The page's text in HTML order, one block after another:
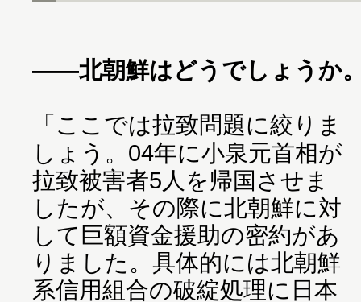
――北朝鮮はどうでしょうか
「ここでは拉致問題に絞りま
しょう。04年に小泉元首相が
拉致被害者5人を帰国させま
したが、その際に北朝鮮に対
して巨額資金援助の密約があ
りました。具体的には北朝鮮
系信用組合の破綻処理に日本